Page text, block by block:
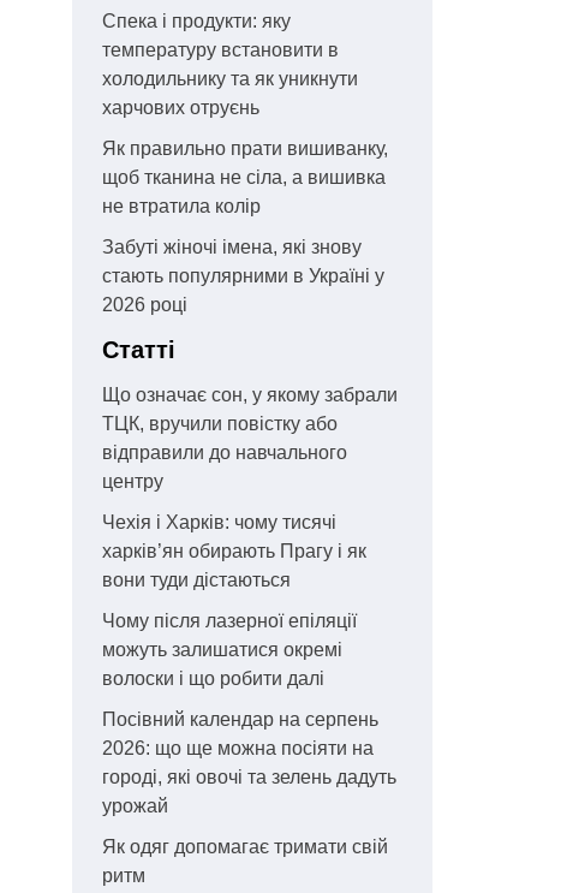
Спека і продукти: яку
температуру встановити в
холодильнику та як уникнути
харчових отруєнь
Як правильно прати вишиванку,
щоб тканина не сіла, а вишивка
не втратила колір
Забуті жіночі імена, які знову
стають популярними в Україні у
2026 році
Статті
Що означає сон, у якому забрали
ТЦК, вручили повістку або
відправили до навчального
центру
Чехія і Харків: чому тисячі
харків’ян обирають Прагу і як
вони туди дістаються
Чому після лазерної епіляції
можуть залишатися окремі
волоски і що робити далі
Посівний календар на серпень
2026: що ще можна посіяти на
городі, які овочі та зелень дадуть
урожай
Як одяг допомагає тримати свій
ритм